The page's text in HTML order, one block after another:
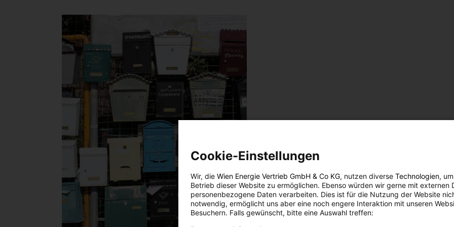
Cookie-Einstellungen
Wir, die Wien Energie Vertrieb GmbH & Co KG, nutzen diverse Technologien,
Betrieb dieser Website zu ermöglichen. Ebenso würden wir gerne mit externen
personenbezogene Daten verarbeiten. Dies ist für die Nutzung der Website
notwendig, ermöglicht uns aber eine noch engere Interaktion mit unseren
Besuchern. Falls gewünscht, bitte eine Auswahl treffen: